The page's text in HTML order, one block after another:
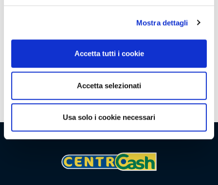
Mostra dettagli
Accetta tutti i cookie
Accetta selezionati
Usa solo i cookie necessari
Iniziative commerciali
Territorio